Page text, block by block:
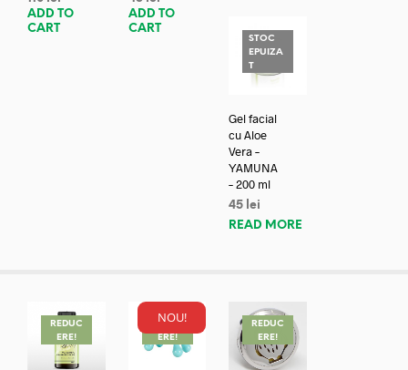
ADD TO
CART
ADD TO
CART
STOC
EPUIZA
T
Gel facial
cu Aloe
Vera –
YAMUNA
– 200 ml
45 lei
READ MORE
REDUC
ERE!
NOU!
REDUC
ERE!
REDUC
ERE!